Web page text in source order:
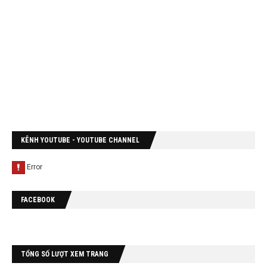
KÊNH YOUTUBE - YOUTUBE CHANNEL
FACEBOOK
TỔNG SỐ LƯỢT XEM TRANG